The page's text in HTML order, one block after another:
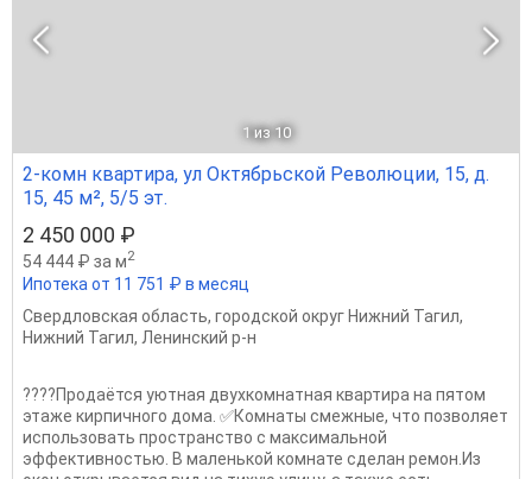
1 из 10
2-комн квартира, ул Октябрьской Революции, 15, д.
15, 45 м², 5/5 эт.
2 450 000 ₽
54 444 ₽ за м2
Ипотека от 11 751 ₽ в месяц
Свердловская область, городской округ Нижний Тагил,
Нижний Тагил, Ленинский р-н
????Продаётся уютная двухкомнатная квартира на пятом
этаже кирпичного дома. ✅Комнаты смежные, что позволяет
использовать пространство с максимальной
эффективностью. В маленькой комнате сделан ремон.Из